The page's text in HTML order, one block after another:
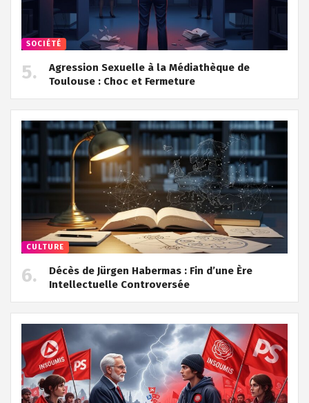
SOCIÉTÉ
Agression Sexuelle à la Médiathèque de
Toulouse : Choc et Fermeture
CULTURE
Décès de Jürgen Habermas : Fin d’une Ère
Intellectuelle Controversée